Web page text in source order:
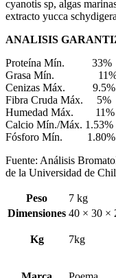
cyanotis sp, algas
extracto yucca
ANALISIS
Proteína Mín. 33%
Grasa Mín.
Cenizas Máx. 9.5%
Fibra Cruda Máx. 5%
Humedad Máx. 11%
Calcio Mín./Máx. 1.53%
Fósforo Mín. 1.80%
Fuente: Análisis
de la Universidad de
Peso
7 kg
Dimensiones 40 × 30 ×
Kg 7kg